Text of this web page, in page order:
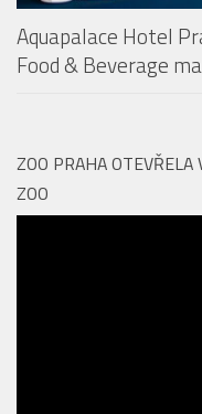
Aquapalace Hotel
Food & Beverage
ZOO PRAHA OTEVŘELA
ZOO